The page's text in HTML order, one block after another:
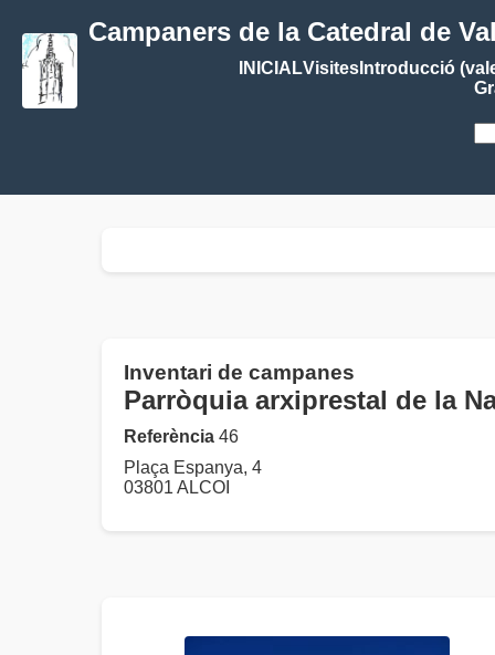
Campaners de la Catedral de
INICIALVisitesIntroducció
Inventari de campanes
Parròquia arxiprestal de la
Referència 46
Plaça Espanya, 4
03801 ALCOI